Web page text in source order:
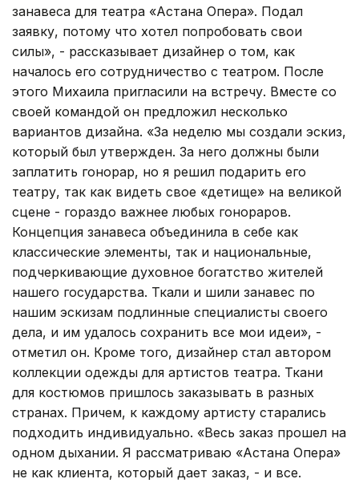
занавеса для театра «Астана Опера». Подал
заявку, потому что хотел попробовать свои
силы», - рассказывает дизайнер о том, как
началось его сотрудничество с театром. После
этого Михаила пригласили на встречу. Вместе со
своей командой он предложил несколько
вариантов дизайна. «За неделю мы создали эскиз,
который был утвержден. За него должны были
заплатить гонорар, но я решил подарить его
театру, так как видеть свое «детище» на великой
сцене - гораздо важнее любых гонораров.
Концепция занавеса объединила в себе как
классические элементы, так и национальные,
подчеркивающие духовное богатство жителей
нашего государства. Ткали и шили занавес по
нашим эскизам подлинные специалисты своего
дела, и им удалось сохранить все мои идеи», -
отметил он. Кроме того, дизайнер стал автором
коллекции одежды для артистов театра. Ткани
для костюмов пришлось заказывать в разных
странах. Причем, к каждому артисту старались
подходить индивидуально. «Весь заказ прошел на
одном дыхании. Я рассматриваю «Астана Опера»
не как клиента, который дает заказ, - и все.